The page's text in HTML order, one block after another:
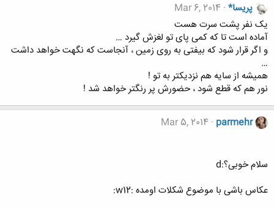
پریسا* Mar 6, 2014
یک نفر پشت سرت هست
آماده است تا که کمی پای تو لغزش گیرد …
و اگر قرار شود که بیفتی به روی زمین ، آنجاست که نگهت خواهد داشت
…
همیشه از سایه هم نزدیکتر به تو !
نور هم که قطع شود ، حضورش پر رنگتر خواهد شد !
parmehr
Mar 5, 2014
سلام خوبی؟:d
عکاس باشی با موضوع شکلات اومده :w12: